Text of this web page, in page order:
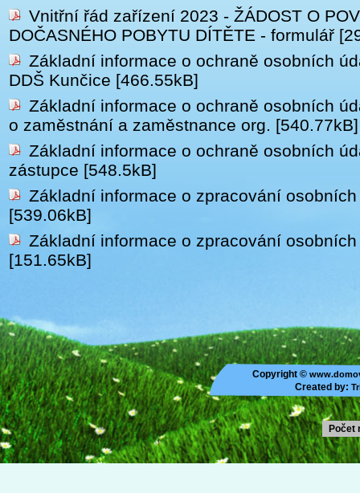
Vnitřní řád zařízení 2023 - ŽÁDOST O
DOČASNÉHO POBYTU DÍTĚTE - formulář
Základní informace o ochraně osobních
DDŠ Kunčice [466.55kB]
Základní informace o ochraně osobních
o zaměstnání a zaměstnance org. [540.77kB]
Základní informace o ochraně osobních
zástupce [548.5kB]
Základní informace o zpracování
[539.06kB]
Základní informace o zpracování
[151.65kB]
Copyright ©
Created by:
Počet